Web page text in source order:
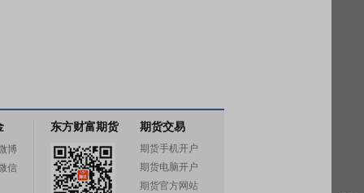
博
信
东方财富期货 期货交易
期货手机开户
期货电脑开户
期货官方网站